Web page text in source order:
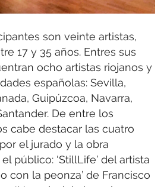
son veinte artistas,
17 y 35 años. Entres sus
ocho artistas riojanos y
españolas: Sevilla,
Guipúzcoa, Navarra,
De entre los
cabe destacar las cuatro
el jurado y la obra
público: ‘StillLife’ del artista
con la peonza’ de Francisco